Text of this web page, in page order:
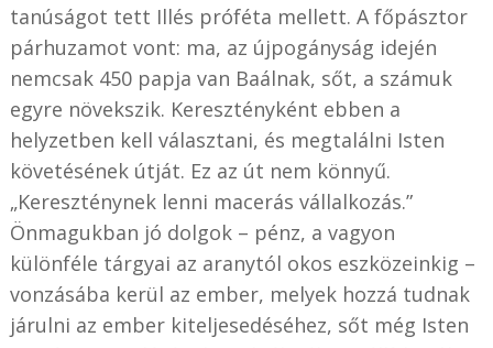
tanúságot tett Illés próféta mellett. A főpásztor
párhuzamot vont: ma, az újpogányság idején
nemcsak 450 papja van Baálnak, sőt, a számuk
egyre növekszik. Keresztényként ebben a
helyzetben kell választani, és megtalálni Isten
követésének útját. Ez az út nem könnyű.
„Kereszténynek lenni macerás vállalkozás.”
Önmagukban jó dolgok – pénz, a vagyon
különféle tárgyai az aranytól okos eszközeinkig –
vonzásába kerül az ember, melyek hozzá tudnak
járulni az ember kiteljesedéséhez, sőt még Isten